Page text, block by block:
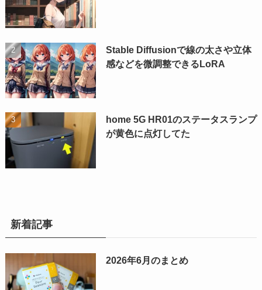
Stable Diffusionで線の太さや立体
感などを微調整できるLoRA
home 5G HR01のステータスランプ
が黄色に点灯してた
新着記事
2026年6月のまとめ